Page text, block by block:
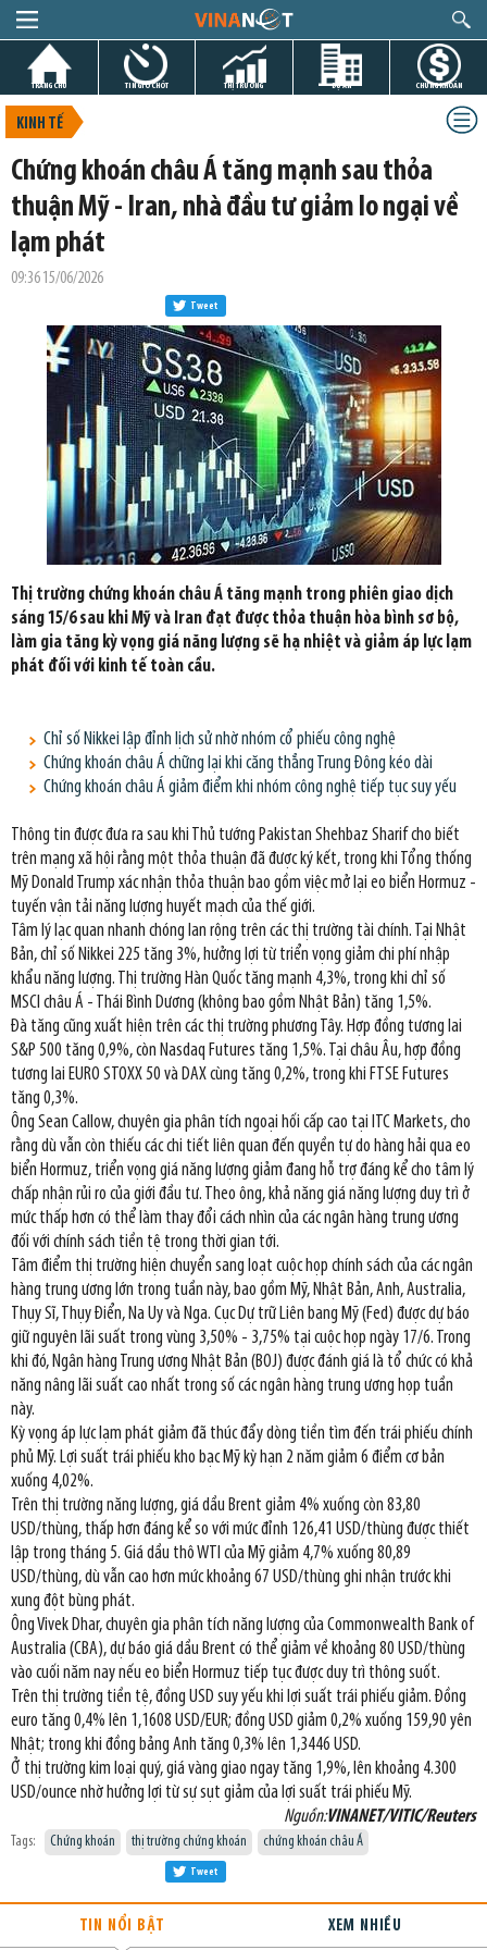
TRANG CHỦ TIN GIỜ CHÓT THỊ TRƯỜNG DỰ ÁN CHỨNG KHOÁN
KINH TẾ
Chứng khoán châu Á tăng mạnh sau thỏa
thuận Mỹ - Iran, nhà đầu tư giảm lo ngại về
lạm phát
09:36 15/06/2026
Tweet
Thị trường chứng khoán châu Á tăng mạnh trong phiên giao dịch
sáng 15/6 sau khi Mỹ và Iran đạt được thỏa thuận hòa bình sơ bộ,
làm gia tăng kỳ vọng giá năng lượng sẽ hạ nhiệt và giảm áp lực lạm
phát đối với kinh tế toàn cầu.
Chỉ số Nikkei lập đỉnh lịch sử nhờ nhóm cổ phiếu công nghệ
Chứng khoán châu Á chững lại khi căng thẳng Trung Đông kéo dài
Chứng khoán châu Á giảm điểm khi nhóm công nghệ tiếp tục suy yếu
Thông tin được đưa ra sau khi Thủ tướng Pakistan Shehbaz Sharif cho biết
trên mạng xã hội rằng một thỏa thuận đã được ký kết, trong khi Tổng thống
Mỹ Donald Trump xác nhận thỏa thuận bao gồm việc mở lại eo biển Hormuz -
tuyến vận tải năng lượng huyết mạch của thế giới.
Tâm lý lạc quan nhanh chóng lan rộng trên các thị trường tài chính. Tại Nhật
Bản, chỉ số Nikkei 225 tăng 3%, hưởng lợi từ triển vọng giảm chi phí nhập
khẩu năng lượng. Thị trường Hàn Quốc tăng mạnh 4,3%, trong khi chỉ số
MSCI châu Á - Thái Bình Dương (không bao gồm Nhật Bản) tăng 1,5%.
Đà tăng cũng xuất hiện trên các thị trường phương Tây. Hợp đồng tương lai
S&P 500 tăng 0,9%, còn Nasdaq Futures tăng 1,5%. Tại châu Âu, hợp đồng
tương lai EURO STOXX 50 và DAX cùng tăng 0,2%, trong khi FTSE Futures
tăng 0,3%.
Ông Sean Callow, chuyên gia phân tích ngoại hối cấp cao tại ITC Markets, cho
rằng dù vẫn còn thiếu các chi tiết liên quan đến quyền tự do hàng hải qua eo
biển Hormuz, triển vọng giá năng lượng giảm đang hỗ trợ đáng kể cho tâm lý
chấp nhận rủi ro của giới đầu tư. Theo ông, khả năng giá năng lượng duy trì ở
mức thấp hơn có thể làm thay đổi cách nhìn của các ngân hàng trung ương
đối với chính sách tiền tệ trong thời gian tới.
Tâm điểm thị trường hiện chuyển sang loạt cuộc họp chính sách của các ngân
hàng trung ương lớn trong tuần này, bao gồm Mỹ, Nhật Bản, Anh, Australia,
Thụy Sĩ, Thụy Điển, Na Uy và Nga. Cục Dự trữ Liên bang Mỹ (Fed) được dự báo
giữ nguyên lãi suất trong vùng 3,50% - 3,75% tại cuộc họp ngày 17/6. Trong
khi đó, Ngân hàng Trung ương Nhật Bản (BOJ) được đánh giá là tổ chức có khả
năng nâng lãi suất cao nhất trong số các ngân hàng trung ương họp tuần
này.
Kỳ vọng áp lực lạm phát giảm đã thúc đẩy dòng tiền tìm đến trái phiếu chính
phủ Mỹ. Lợi suất trái phiếu kho bạc Mỹ kỳ hạn 2 năm giảm 6 điểm cơ bản
xuống 4,02%.
Trên thị trường năng lượng, giá dầu Brent giảm 4% xuống còn 83,80
USD/thùng, thấp hơn đáng kể so với mức đỉnh 126,41 USD/thùng được thiết
lập trong tháng 5. Giá dầu thô WTI của Mỹ giảm 4,7% xuống 80,89
USD/thùng, dù vẫn cao hơn mức khoảng 67 USD/thùng ghi nhận trước khi
xung đột bùng phát.
Ông Vivek Dhar, chuyên gia phân tích năng lượng của Commonwealth Bank of
Australia (CBA), dự báo giá dầu Brent có thể giảm về khoảng 80 USD/thùng
vào cuối năm nay nếu eo biển Hormuz tiếp tục được duy trì thông suốt.
Trên thị trường tiền tệ, đồng USD suy yếu khi lợi suất trái phiếu giảm. Đồng
euro tăng 0,4% lên 1,1608 USD/EUR; đồng USD giảm 0,2% xuống 159,90 yên
Nhật; trong khi đồng bảng Anh tăng 0,3% lên 1,3446 USD.
Ở thị trường kim loại quý, giá vàng giao ngay tăng 1,9%, lên khoảng 4.300
USD/ounce nhờ hưởng lợi từ sự sụt giảm của lợi suất trái phiếu Mỹ.
Nguồn:VINANET/VITIC/Reuters
Tags: Chứng khoán thị trường chứng khoán chứng khoán châu Á
Tweet
TIN NỔI BẬT XEM NHIỀU